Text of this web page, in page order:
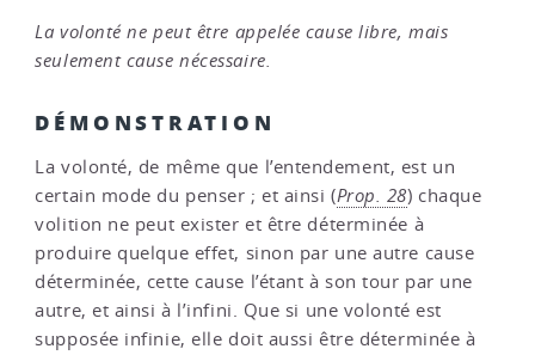
La volonté ne peut être appelée cause libre, mais
seulement cause nécessaire.
DÉMONSTRATION
La volonté, de même que l’entendement, est un
certain mode du penser ; et ainsi (Prop. 28) chaque
volition ne peut exister et être déterminée à
produire quelque effet, sinon par une autre cause
déterminée, cette cause l’étant à son tour par une
autre, et ainsi à l’infini. Que si une volonté est
supposée infinie, elle doit aussi être déterminée à